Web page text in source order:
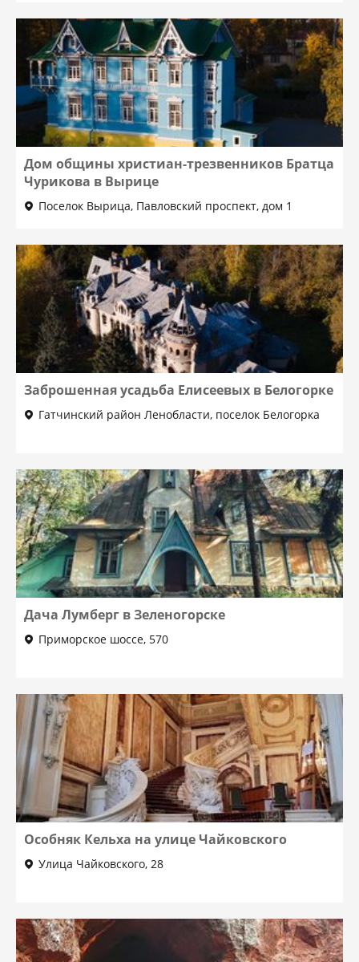
Дом общины христиан-трезвенников Братца
Чурикова в Вырице
Поселок Вырица, Павловский проспект, дом 1
Заброшенная усадьба Елисеевых в Белогорке
Гатчинский район Ленобласти, поселок Белогорка
Дача Лумберг в Зеленогорске
Приморское шоссе, 570
Особняк Кельха на улице Чайковского
Улица Чайковского, 28